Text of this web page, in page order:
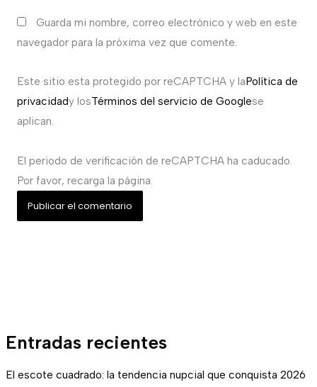
Entradas recientes
El escote cuadrado: la tendencia nupcial que conquista 2026
Guarda mi nombre, correo electrónico y web en este
navegador para la próxima vez que comente.
Este sitio esta protegido por reCAPTCHA y laPolítica de
privacidady losTérminos del servicio de Googlese
aplican.
El periodo de verificación de reCAPTCHA ha caducado.
Por favor, recarga la página.